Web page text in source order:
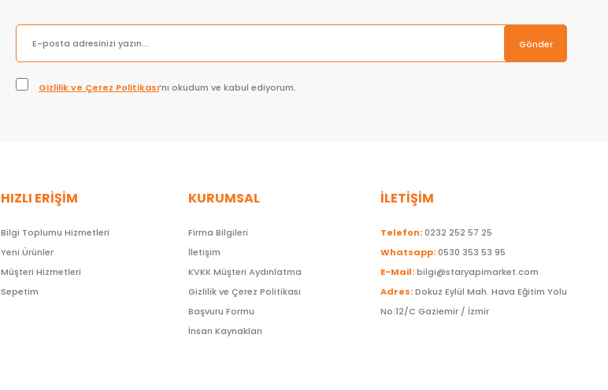
Gönder
Gizlilik ve Çerez Politikası’nı okudum ve kabul ediyorum.
HIZLI ERİŞİM
Bilgi Toplumu Hizmetleri
Yeni Ürünler
Müşteri Hizmetleri
Sepetim
KURUMSAL
Firma Bilgileri
İletişim
KVKK Müşteri Aydınlatma
Gizlilik ve Çerez Politikası
Başvuru Formu
İnsan Kaynakları
İLETİŞİM
Telefon:0232 252 57 25
Whatsapp:0530 353 53 95
E-Mail:bilgi@staryapimarket.com
Adres:Dokuz Eylül Mah. Hava Eğitim Yolu
No:12/C Gaziemir / İzmir